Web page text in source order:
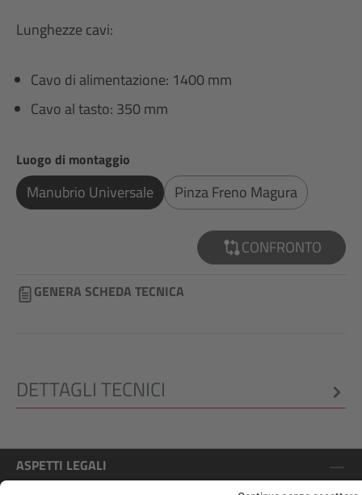
Lunghezze cavi:
Cavo di alimentazione: 1400 mm
Cavo al tasto: 350 mm
Seleziona
Luogo di montaggio
Manubrio Universale Pinza Freno Magura
CONFRONTO
GENERA SCHEDA TECNICA
DETTAGLI TECNICI
ASPETTI LEGALI